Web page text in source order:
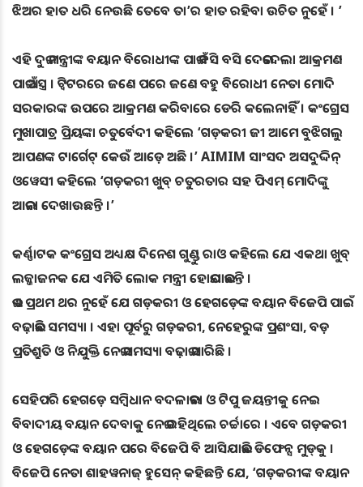
ଝିଅର ହାତ ଧରି ନେଉଛି ତେବେ ତା’ର ହାତ ରହିବା ଉଚିତ ନୁହେଁ । ’
ଏହି ଦୁଇ ମନ୍ତ୍ରୀଙ୍କ ବୟାନ ବିରୋଧୀଙ୍କ ପାଇଁ ବସି ବସି ଦେଇଦେଲା ଆକ୍ରମଣ
ପାଇଁ ଅସ୍ତ୍ର । ଟ୍ବିଟରରେ ଜଣେ ପରେ ଜଣେ ବହୁ ବିରୋଧୀ ନେତା ମୋଦି
ସରକାରଙ୍କ ଉପରେ ଆକ୍ରମଣ କରିବାରେ ଡେରି କଲେନାହିଁ । କଂଗ୍ରେସ
ମୁଖାପାତ୍ର ପ୍ରିୟଙ୍କା ଚତୁର୍ବେଦୀ କହିଲେ ‘ଗଡ଼କରୀ ଜୀ ଆମେ ବୁଝିଗଲୁ
ଆପଣଙ୍କ ଟାର୍ଗେଟ୍‌ କେଉଁ ଆଡ଼େ ଅଛି ।’ AIMIM ସାଂସଦ ଅସଦୁଦ୍ଦିନ୍‌
ଓୱେସୀ କହିଲେ ‘ଗଡ଼କରୀ ଖୁବ୍‌ ଚତୁରତାର ସହ ପିଏମ୍‌ ମୋଦିଙ୍କୁ
ଆଇନା ଦେଖାଉଛନ୍ତି ।’
କର୍ଣ୍ଣାଟକ କଂଗ୍ରେସ ଅଧ୍ୟକ୍ଷ ଦିନେଶ ଗୁଣ୍ଡୁ ରାଓ କହିଲେ ଯେ ଏକଥା ଖୁବ୍‌
ଲଜ୍ଜାଜନକ ଯେ ଏମିତି ଲୋକ ମନ୍ତ୍ରୀ ହୋଇଯାଇଛନ୍ତି ।
ଇଏ ପ୍ରଥମ ଥର ନୁହେଁ ଯେ ଗଡ଼କରୀ ଓ ହେଗଡ଼େଙ୍କ ବୟାନ ବିଜେପି ପାଇଁ
ବଢ଼ାଇଛି ସମସ୍ୟା । ଏହା ପୂର୍ବରୁ ଗଡ଼କରୀ, ନେହେରୁଙ୍କ ପ୍ରଶଂସା, ବଡ଼
ପ୍ରତିଶ୍ରୁତି ଓ ନିଯୁକ୍ତି ନେଇ ସମସ୍ୟା ବଢ଼ାଇ ସାରିଛି ।
ସେହିପରି ହେଗଡ଼େ ସମ୍ବିଧାନ ବଦଳାଇବା ଓ ଟିପୁ ଜୟନ୍ତୀକୁ ନେଇ
ବିବାଦୀୟ ବୟାନ ଦେବାକୁ ନେଇ ରହିଥିଲେ ଚର୍ଚ୍ଚାରେ । ଏବେ ଗଡ଼କରୀ
ଓ ହେଗଡ଼େଙ୍କ ବୟାନ ପରେ ବିଜେପି ବି ଆସିଯାଇଛି ଡିଫେନ୍ସ ମୁଡ୍‌କୁ ।
ବିଜେପି ନେତା ଶାହୱନାଜ୍‌ ହୁସେନ୍‌ କହିଛନ୍ତି ଯେ, ‘ଗଡ଼କରୀଙ୍କ ବୟାନ